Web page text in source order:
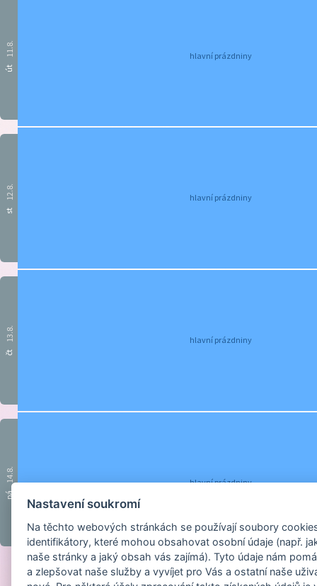
út
11.8. hlavní prázdniny
st
12.8. hlavní prázdniny
čt
13.8. hlavní prázdniny
pá
14.8. hlavní prázdniny
Provozováno na
Nastavení soukromí
Na těchto webových stránkách se používají soubory
identifikátory, které mohou obsahovat osobní údaje (např.
naše stránky a jaký obsah vás zajímá). Tyto údaje nám
a zlepšovat naše služby a vyvíjet pro Vás a ostatní naše